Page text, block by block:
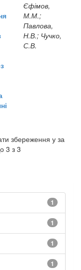
Єфімов,
М.М.;
Павлова,
Н.В.; Чучко,
С.В.
збереження у за
3 з 3
1
1
1
1